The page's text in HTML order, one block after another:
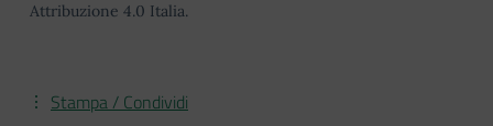
Attribuzione 4.0 Italia.
Stampa / Condividi